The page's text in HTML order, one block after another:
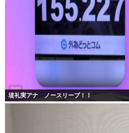
堤礼実アナ ノースリーブ！！